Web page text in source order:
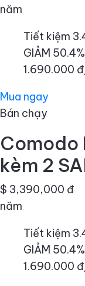
năm
Tiết kiệm
GIẢM 50.4%
1.690.000
Mua ngay
Bán chạy
Comodo
kèm 2
$ 3,390,000 đ
năm
Tiết kiệm
GIẢM 50.4%
1.690.000